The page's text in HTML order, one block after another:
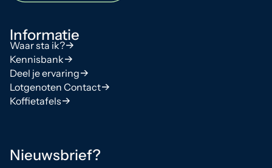
Informatie
Waar sta ik?
Kennisbank
Deel je ervaring
Lotgenoten Contact
Koffietafels
Nieuwsbrief?